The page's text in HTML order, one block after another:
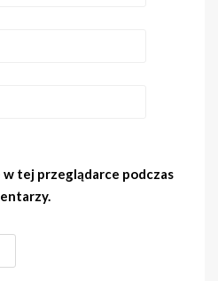
w tej przeglądarce podczas